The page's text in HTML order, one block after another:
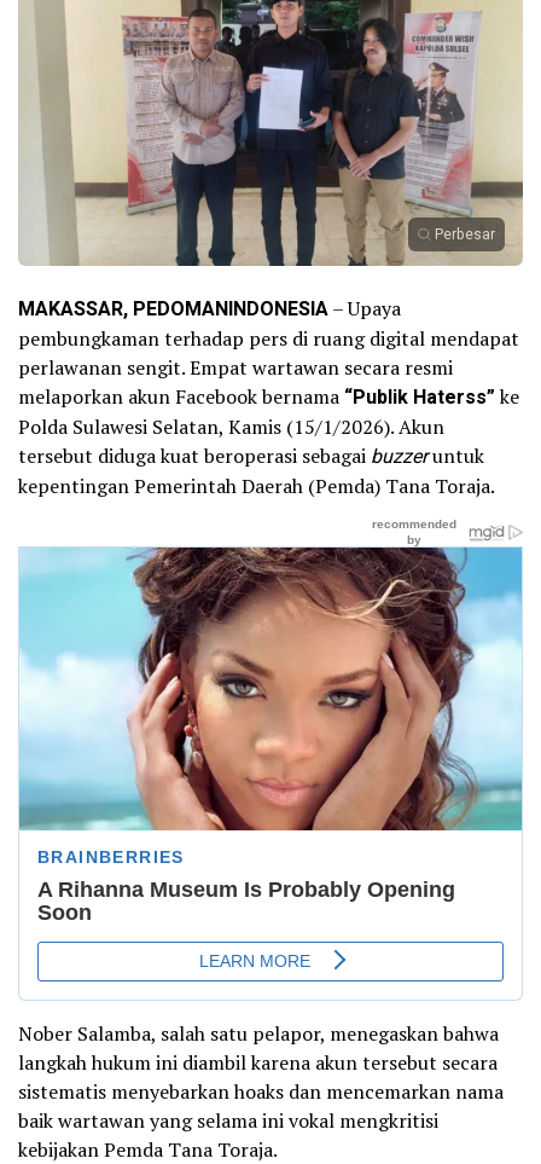
Perbesar
MAKASSAR, PEDOMANINDONESIA– Upaya
pembungkaman terhadap pers di ruang digital mendapat
perlawanan sengit. Empat wartawan secara resmi
melaporkan akun Facebook bernama “Publik Haterss”ke
Polda Sulawesi Selatan, Kamis (15/1/2026). Akun
tersebut diduga kuat beroperasi sebagai buzzeruntuk
kepentingan Pemerintah Daerah (Pemda) Tana Toraja.
Nober Salamba, salah satu pelapor, menegaskan bahwa
langkah hukum ini diambil karena akun tersebut secara
sistematis menyebarkan hoaks dan mencemarkan nama
baik wartawan yang selama ini vokal mengkritisi
kebijakan Pemda Tana Toraja.